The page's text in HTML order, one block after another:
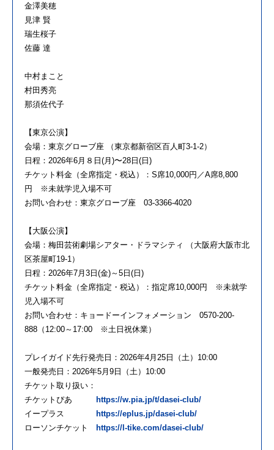
金澤美穂
見津 賢
瑞生桜子
佐藤 達
中村まこと
村田秀亮
那須佐代子
【東京公演】
会場：東京グローブ座 （東京都新宿区百人町3-1-2）
日程：2026年6月８日(月)〜28日(日)
チケット料金（全席指定・税込）：S席10,000円／A席8,800
円 ※未就学児入場不可
お問い合わせ：東京グローブ座 03-3366-4020
【大阪公演】
会場：梅田芸術劇場シアター・ドラマシティ （大阪府大阪市北
区茶屋町19-1）
日程：2026年7月3日(金)～5日(日)
チケット料金（全席指定・税込）：指定席10,000円 ※未就学
児入場不可
お問い合わせ：キョードーインフォメーション 0570-200-
888（12:00～17:00 ※土日祝休業）
プレイガイド先行発売日：2026年4月25日（土）10:00
一般発売日：2026年5月9日（土）10:00
チケット取り扱い：
チケットぴあ https://w.pia.jp/t/dasei-club/
イープラス https://eplus.jp/dasei-club/
ローソンチケット https://l-tike.com/dasei-club/